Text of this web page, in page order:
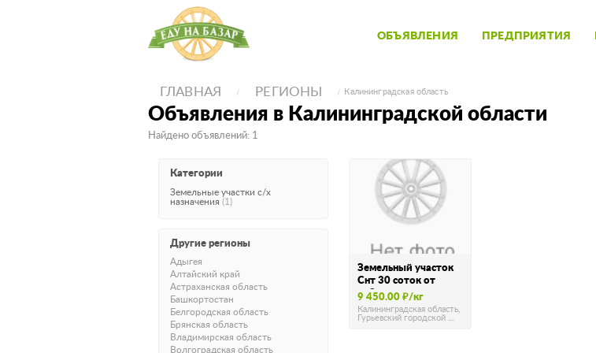
ОБЪЯВЛЕНИЯ ПРЕДПРИЯТИЯ
ГЛАВНАЯ РЕГИОНЫ Калининградская область
Объявления в Калининградской области
Найдено объявлений: 1
Категории
Земельные участки с/х
назначения (1)
Другие регионы
Адыгея
Алтайский край
Астраханская область
Башкортостан
Белгородская область
Брянская область
Владимирская область
Волгоградская область
Земельный участок
Снт 30 соток от
собственника в …
9 450.00 ₽/кг
Калининградская область,
Гурьевский городской …